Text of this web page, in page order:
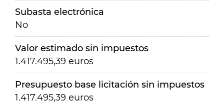
Subasta electrónica
No
Valor estimado sin impuestos
1.417.495,39 euros
Presupuesto base licitación sin impuestos
1.417.495,39 euros